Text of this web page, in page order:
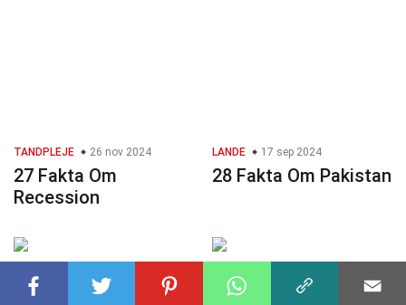
TANDPLEJE 26 nov 2024
27 Fakta Om
Recession
LANDE 17 sep 2024
28 Fakta Om Pakistan